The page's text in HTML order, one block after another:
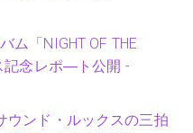
ム「NIGHT OF THE
記念レポ―ト公開 -
ウンド・ルックスの三拍